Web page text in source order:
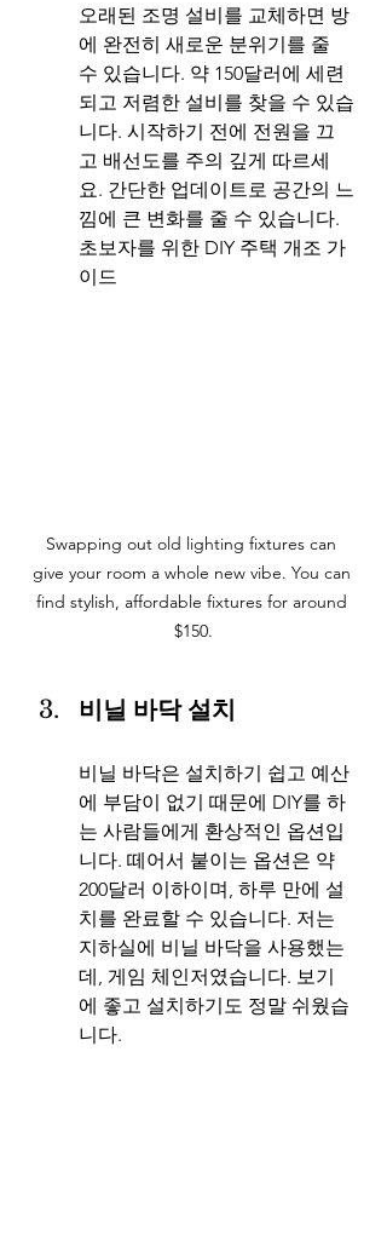
오래된 조명 설비를 교체하면 방
에 완전히 새로운 분위기를 줄
수 있습니다. 약 150달러에 세련
되고 저렴한 설비를 찾을 수 있습
니다. 시작하기 전에 전원을 끄
고 배선도를 주의 깊게 따르세
요. 간단한 업데이트로 공간의 느
낌에 큰 변화를 줄 수 있습니다.
초보자를 위한 DIY 주택 개조 가
이드
Swapping out old lighting fixtures can
give your room a whole new vibe. You can
find stylish, affordable fixtures for around
$150.
비닐 바닥 설치
비닐 바닥은 설치하기 쉽고 예산
에 부담이 없기 때문에 DIY를 하
는 사람들에게 환상적인 옵션입
니다. 떼어서 붙이는 옵션은 약
200달러 이하이며, 하루 만에 설
치를 완료할 수 있습니다. 저는
지하실에 비닐 바닥을 사용했는
데, 게임 체인저였습니다. 보기
에 좋고 설치하기도 정말 쉬웠습
니다.